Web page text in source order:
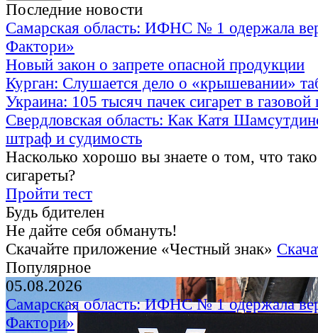
Последние новости
Самарская область: ИФНС № 1 одержала
Фактори»
Новый закон о запрете опасной продукции
Курган: Слушается дело о «крышевании»
Украина: 105 тысяч пачек сигарет в газовой
Свердловская область: Как Катя
штраф и судимость
Насколько хорошо вы знаете о том, что
сигареты?
Пройти тест
Будь бдителен
Не дайте себя обмануть!
Скачайте приложение «Честный знак»
Популярное
05.08.2026
Самарская область: ИФНС № 1 одержала
Фактори»